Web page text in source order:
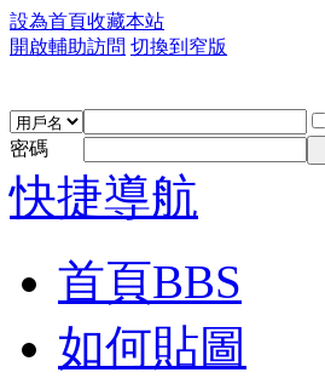
設為首頁收藏本站
開啟輔助訪問 切換到窄版
密碼
快捷導航
首頁BBS
如何貼圖